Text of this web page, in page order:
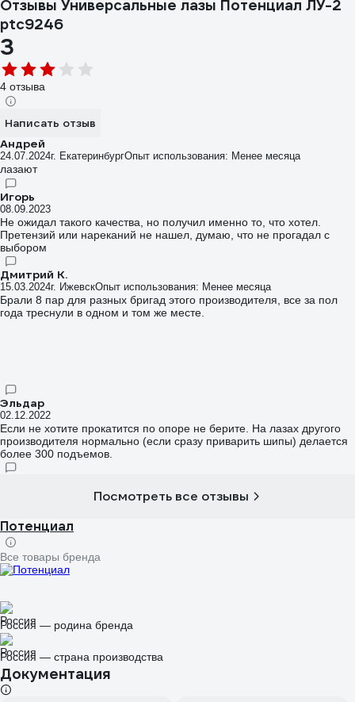
Отзывы Универсальные лазы Потенциал ЛУ-2
ptc9246
3
4 отзыва
Написать отзыв
Андрей
24.07.2024г. ЕкатеринбургОпыт использования: Менее месяца
лазают
Игорь
08.09.2023
Не ожидал такого качества, но получил именно то, что хотел.
Претензий или нареканий не нашел, думаю, что не прогадал с
выбором
Дмитрий К.
15.03.2024г. ИжевскОпыт использования: Менее месяца
Брали 8 пар для разных бригад этого производителя, все за пол
года треснули в одном и том же месте.
Эльдар
02.12.2022
Если не хотите прокатится по опоре не берите. На лазах другого
производителя нормально (если сразу приварить шипы) делается
более 300 подъемов.
Посмотреть все отзывы
Потенциал
Все товары бренда
Россия — родина бренда
Россия — страна производства
Документация